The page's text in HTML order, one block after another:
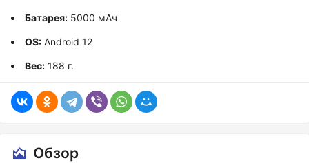
Батарея: 5000 мАч
OS: Android 12
Вес: 188 г.
Обзор